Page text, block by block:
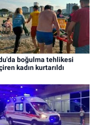
boğulma tehlikesi
kadın kurtarıldı